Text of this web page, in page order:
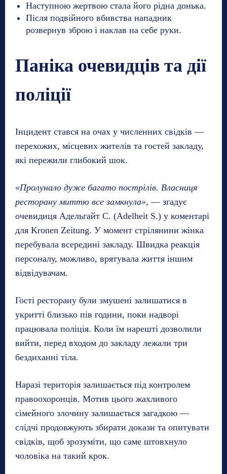
Наступною жертвою стала його рідна донька.
Після подвійного вбивства нападник
розвернув зброю і наклав на себе руки.
Паніка очевидців та дії
поліції
Інцидент стався на очах у численних свідків —
перехожих, місцевих жителів та гостей закладу,
які пережили глибокий шок.
«Пролунало дуже багато пострілів. Власниця
ресторану миттю все замкнула», — згадує
очевидиця Адельгайт С. (Adelheit S.) у коментарі
для Kronen Zeitung. У момент стрілянини жінка
перебувала всередині закладу. Швидка реакція
персоналу, можливо, врятувала життя іншим
відвідувачам.
Гості ресторану були змушені залишатися в
укритті близько пів години, поки надворі
працювала поліція. Коли їм нарешті дозволили
вийти, перед входом до закладу лежали три
бездиханні тіла.
Наразі територія залишається під контролем
правоохоронців. Мотив цього жахливого
сімейного злочину залишається загадкою —
слідчі продовжують збирати докази та опитувати
свідків, щоб зрозуміти, що саме штовхнуло
чоловіка на такий крок.